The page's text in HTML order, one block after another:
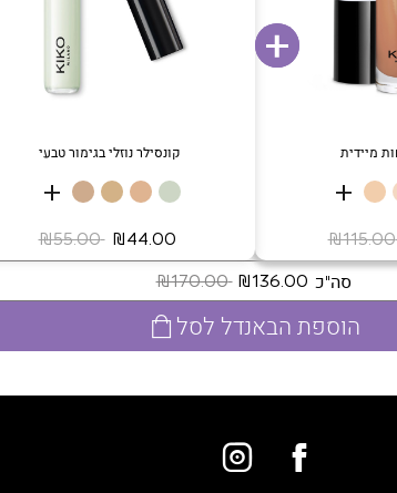
מיידית
+
קונסילר נוזלי בגימור טבעי
+
‏ ₪55.00
סה"כ ‏ ₪170.00
הוספת הבאנדל לסל